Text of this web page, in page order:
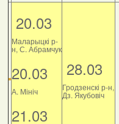
20.03
Маларыцкі р-
н, С. Абрамчук
20.03
А. Мініч
21.03
28.03
Гродзенскі р-н,
Дз. Якубовіч